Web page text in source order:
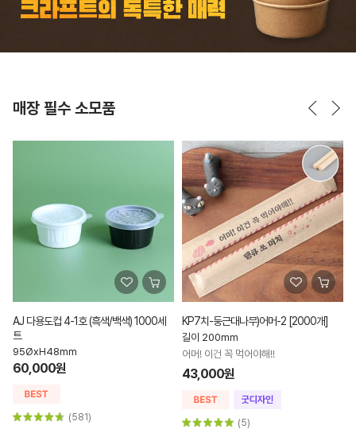
매장 필수 소모품
KP7치-둥근대나무)어머-2 [2000개]
길이 200mm
어머! 이건 꼭 먹어야해!!
43,000원
(5)
HND315봉투 1000장
315x200mm 이하 포장
베스트셀러! 인기좋은 쇼핑봉투
70,000원
(466)